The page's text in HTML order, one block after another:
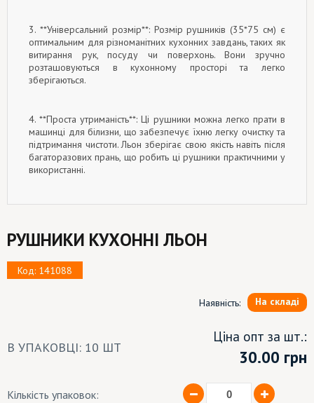
3. **Універсальний розмір**: Розмір рушників (35*75 см) є
оптимальним для різноманітних кухонних завдань, таких як
витирання рук, посуду чи поверхонь. Вони зручно
розташовуються в кухонному просторі та легко
зберігаються.
4. **Проста утриманість**: Ці рушники можна легко прати в
машинці для білизни, що забезпечує їхню легку очистку та
підтримання чистоти. Льон зберігає свою якість навіть після
багаторазових прань, що робить ці рушники практичними у
використанні.
РУШНИКИ КУХОННІ ЛЬОН
Код: 141088
Наявність: На складі
В УПАКОВЦІ: 10 ШТ
Ціна опт за шт.:
30.00 грн
Кількість упаковок: